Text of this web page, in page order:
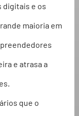
digitais e os
maioria em
e atrasa a
que o